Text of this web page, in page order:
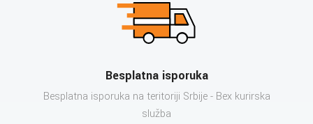
Besplatna isporuka
Besplatna isporuka na teritoriji Srbije - Bex kurirska
služba